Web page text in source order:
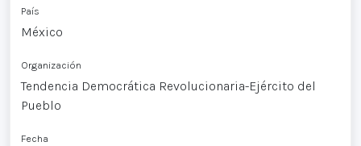
País
México
Organización
Tendencia Democrática Revolucionaria-Ejército del
Pueblo
Fecha